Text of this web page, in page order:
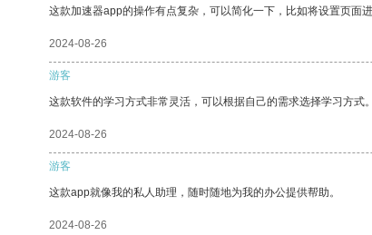
这款加速器app的操作有点复杂，可以简化一下，比如将设置页面进
2024-08-26
游客
这款软件的学习方式非常灵活，可以根据自己的需求选择学习方式。
2024-08-26
游客
这款app就像我的私人助理，随时随地为我的办公提供帮助。
2024-08-26